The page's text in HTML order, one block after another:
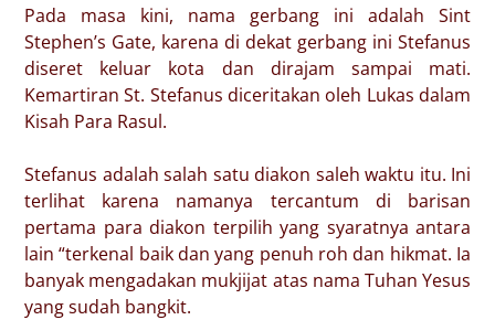
Pada masa kini, nama gerbang ini adalah Sint
Stephen’s Gate, karena di dekat gerbang ini Stefanus
diseret keluar kota dan dirajam sampai mati.
Kemartiran St. Stefanus diceritakan oleh Lukas dalam
Kisah Para Rasul.
Stefanus adalah salah satu diakon saleh waktu itu. Ini
terlihat karena namanya tercantum di barisan
pertama para diakon terpilih yang syaratnya antara
lain “terkenal baik dan yang penuh roh dan hikmat. Ia
banyak mengadakan mukjijat atas nama Tuhan Yesus
yang sudah bangkit.